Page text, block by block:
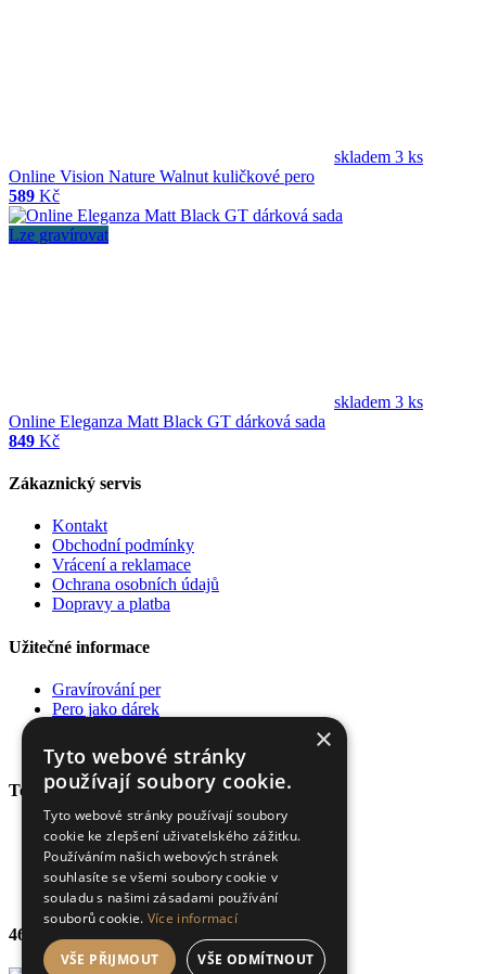
skladem 3 ks
Online Vision Nature Walnut kuličkové pero
589 Kč
Lze gravírovat
skladem 3 ks
Online Eleganza Matt Black GT dárková sada
849 Kč
Zákaznický servis
Kontakt
Obchodní podmínky
Vrácení a reklamace
Ochrana osobních údajů
Dopravy a platba
Užitečné informace
Gravírování per
Pero jako dárek
Pro firmy
Top kategorie
Plnící pera
Kuličková pera
Rollery
Diáře a zápisníky
469 výdejních míst
×
Tyto webové stránky
používají soubory cookie.
Tyto webové stránky používají soubory
cookie ke zlepšení uživatelského zážitku.
Používáním našich webových stránek
souhlasíte se všemi soubory cookie v
souladu s našimi zásadami používání
souborů cookie. Více informací
VŠE PŘIJMOUT VŠE ODMÍTNOUT